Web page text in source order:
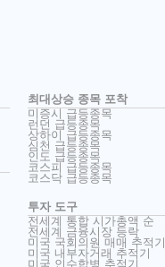
최대상승 종목 포착
미증시 급등종목
런던 급등종목
상하이 급등종목
심천 급등종목
인도 급등종목
코스피 급등종목
코스닥 급등종목
투자 도구
전세계 통합 시가총액 순
전세계 금융시장 등락
미국 국회의원 매매 추적기
미국 내부자거래 추적기
미국 인수합병 추적기